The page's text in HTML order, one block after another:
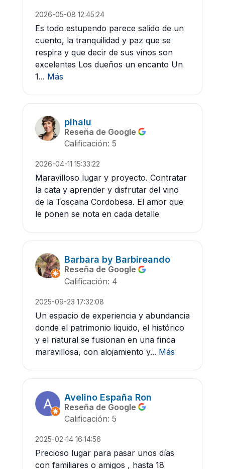
2026-05-08 12:45:24
Es todo estupendo parece salido de un
cuento, la tranquilidad y paz que se
respira y que decir de sus vinos son
excelentes Los dueños un encanto Un
1... Más
pihalu
Reseña de Google
Calificación: 5
2026-04-11 15:33:22
Maravilloso lugar y proyecto. Contratar
la cata y aprender y disfrutar del vino
de la Toscana Cordobesa. El amor que
le ponen se nota en cada detalle
Barbara by Barbireando
Reseña de Google
Calificación: 4
2025-09-23 17:32:08
Un espacio de experiencia y abundancia
donde el patrimonio liquido, el histórico
y el natural se fusionan en una finca
maravillosa, con alojamiento y... Más
Avelino España Ron
Reseña de Google
Calificación: 5
2025-02-14 16:14:56
Precioso lugar para pasar unos días
con familiares o amigos , hasta 18